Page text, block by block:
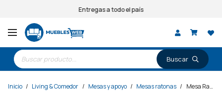
Entregas a todo el país
Búsqueda
de
productos
Inicio / Living & Comedor / Mesas y apoyo / Mesas ratonas / Mesa Ratona – Central Living – Linea Mexicana Madera Maciza – Rústico